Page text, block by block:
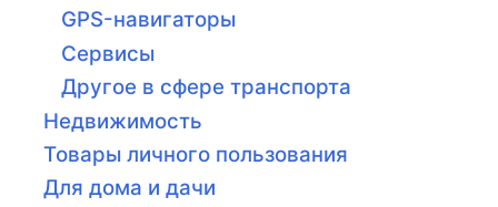
GPS-навигаторы
Сервисы
Другое в сфере транспорта
Недвижимость
Товары личного пользования
Для дома и дачи